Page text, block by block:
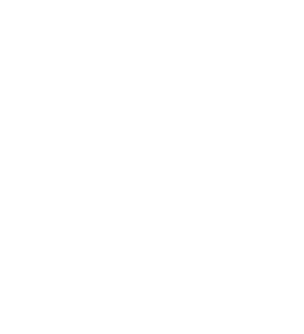
記】【公開研究会】２月３日（
開研究会】２月３日（土）授業